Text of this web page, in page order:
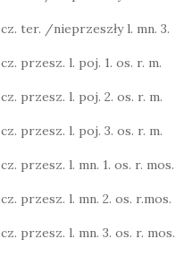
cz. ter. /nieprzeszły l. mn. 3.
cz. przesz. l. poj. 1. os. r. m.
cz. przesz. l. poj. 2. os. r. m.
cz. przesz. l. poj. 3. os. r. m.
cz. przesz. l. mn. 1. os. r. mos.
cz. przesz. l. mn. 2. os. r.mos.
cz. przesz. l. mn. 3. os. r. mos.